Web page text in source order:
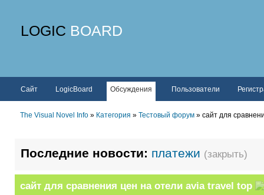
LOGIC BOARD
Сайт LogicBoard Обсуждения Пользователи
The Visual Novel Info » Категория » Тестовый форум » сайт для
Последние новости: платежи (закрыть)
сайт для сравнения цен на отели avia travel top